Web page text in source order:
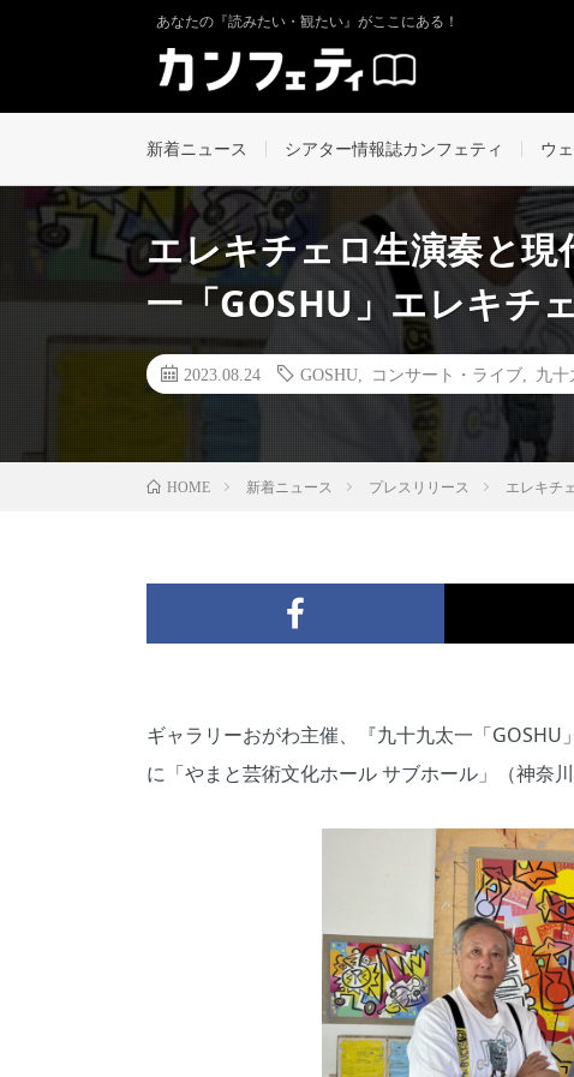
あなたの『読みたい・観たい』がここにある！
新着ニュース シアター情報誌カンフェティ ウ
エレキチェロ生演奏と
一「GOSHU」エレキチ
2023.08.24 GOSHU コンサート・ライブ 九十
HOME 新着ニュース プレスリリース エレキチ
ギャラリーおがわ主催、『九十九太一「
に「やまと芸術文化ホール サブホール」（神奈